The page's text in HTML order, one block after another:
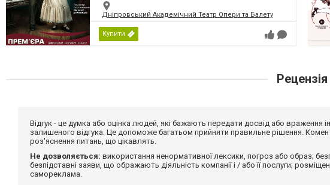
Дніпровський Академічний Театр Опери та Балету
Купити
Рецензія
Відгук - це думка або оцінка людей, які бажають передати досвід або
залишеного відгука. Це допоможе багатьом прийняти правильне рішення.
роз'яснення питань, що цікавлять.
Не дозволяється: використання ненормативної лексики, погроз або образ;
безпідставні заяви, що ображають діяльність компанії і / або її послуги;
самореклама.